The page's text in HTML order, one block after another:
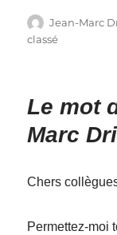
Auteur
Jean-Marc
classé
Le mot
Marc
Chers
Permettez-moi